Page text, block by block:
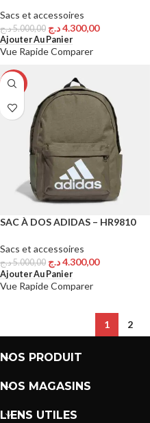
Sacs et accessoires
5.000,00د.ج 4.300,00د.ج
Ajouter Au Panier
Vue RapideComparer
-14%
SAC À DOS ADIDAS – HR9810
Sacs et accessoires
5.000,00د.ج 4.300,00د.ج
Ajouter Au Panier
Vue RapideComparer
1 2
NOS PRODUIT
NOS MAGASINS
LIENS UTILES